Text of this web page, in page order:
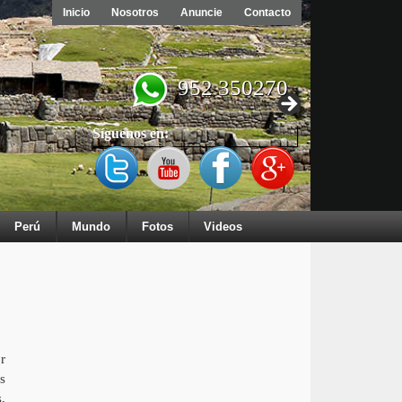
Inicio Nosotros Anuncie Contacto
952 350270
Síguenos en:
Perú Mundo Fotos Videos